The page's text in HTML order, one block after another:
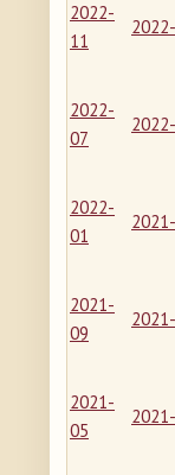
2022-
11
2022-
07
2022-
01
2021-
09
2021-
05